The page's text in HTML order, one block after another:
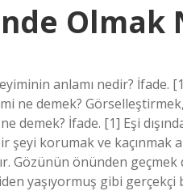
Olmak
anlamı nedir?
ne demek?
demek? İfade. [1] Eşi
şeyi korumak ve kaçınmak
Gözünün önünden
yaşıyormuş gibi gerçekçi